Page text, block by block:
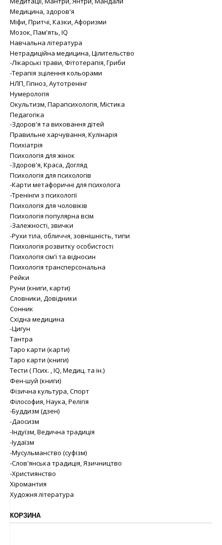
Медицина, здоров'я
Міфи, Притчі, Казки, Афоризми
Мозок, Пам'ять, IQ
Навчальна література
Нетрадиційна медицина, Цілительство
-Лікарські трави, Фітотерапія, Гриби
-Терапія зцілення кольорами
НЛП, Гіпноз, Аутотренінг
Нумерологія
Окультизм, Парапсихологія, Містика
Педагогіка
-Здоров'я та виховання дітей
Правильне харчування, Кулінарія
Психіатрія
Психологія для жінок
-Здоров'я, Краса, Догляд
Психологія для психологів
-Карти метафоричні для психолога
-Тренінги з психології
Психологія для чоловіків
Психологія популярна всім
-Залежності, звички
-Рухи тіла, обличчя, зовнішність, типи
Психологія розвитку особистості
Психологія сім'ї та відносин
Психологія трансперсональна
Рейки
Руни (книги, карти)
Словники, Довідники
Сонник
Східна медицина
-Цигун
Тантра
Таро карти (карти)
Таро карти (книги)
Тести ( Псих. , IQ, Медиц. та ін.)
Фен-шуй (книги)
Фізична культура, Спорт
Філософия, Наука, Релігія
-Буддизм (дзен)
-Даосизм
-Індуїзм, Ведична традиція
-Іудаїзм
-Мусульманство (суфізм)
-Слов'янська традиція, Язичництво
-Християнство
Хіромантия
Художня література
КОРЗИНА